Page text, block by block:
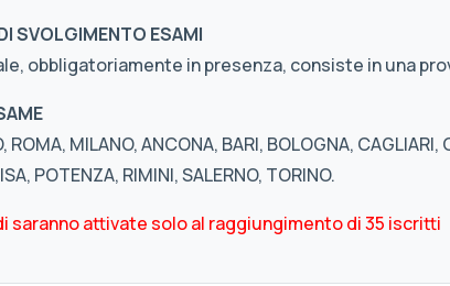
SVOLGIMENTO ESAMI
obbligatoriamente in presenza, consiste in una
ROMA, MILANO, ANCONA, BARI, BOLOGNA,
POTENZA, RIMINI, SALERNO, TORINO.
saranno attivate solo al raggiungimento di 35 iscritti